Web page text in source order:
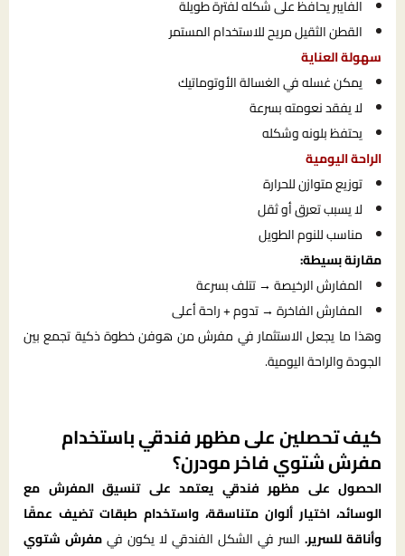
الفايبر يحافظ على شكله لفترة طويلة
القطن الثقيل مريح للاستخدام المستمر
سهولة العناية
يمكن غسله في الغسالة الأوتوماتيك
لا يفقد نعومته بسرعة
يحتفظ بلونه وشكله
الراحة اليومية
توزيع متوازن للحرارة
لا يسبب تعرق أو ثقل
مناسب للنوم الطويل
مقارنة بسيطة:
المفارش الرخيصة → تتلف بسرعة
المفارش الفاخرة → تدوم + راحة أعلى
وهذا ما يجعل الاستثمار في مفرش من هوفن خطوة ذكية تجمع بين
الجودة والراحة اليومية.
كيف تحصلين على مظهر فندقي باستخدام
مفرش شتوي فاخر مودرن؟
الحصول على مظهر فندقي يعتمد على تنسيق المفرش مع
الوسائد، اختيار ألوان متناسقة، واستخدام طبقات تضيف عمقًا
وأناقة للسرير. السر في الشكل الفندقي لا يكون فيمفرش شتوي